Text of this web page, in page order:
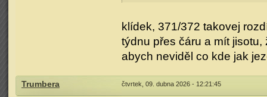
klídek, 371/372 takovej
týdnu přes čáru a mít
abych neviděl co kde jak
Trumbera čtvrtek, 09. dubna 2026 - 12:21:45